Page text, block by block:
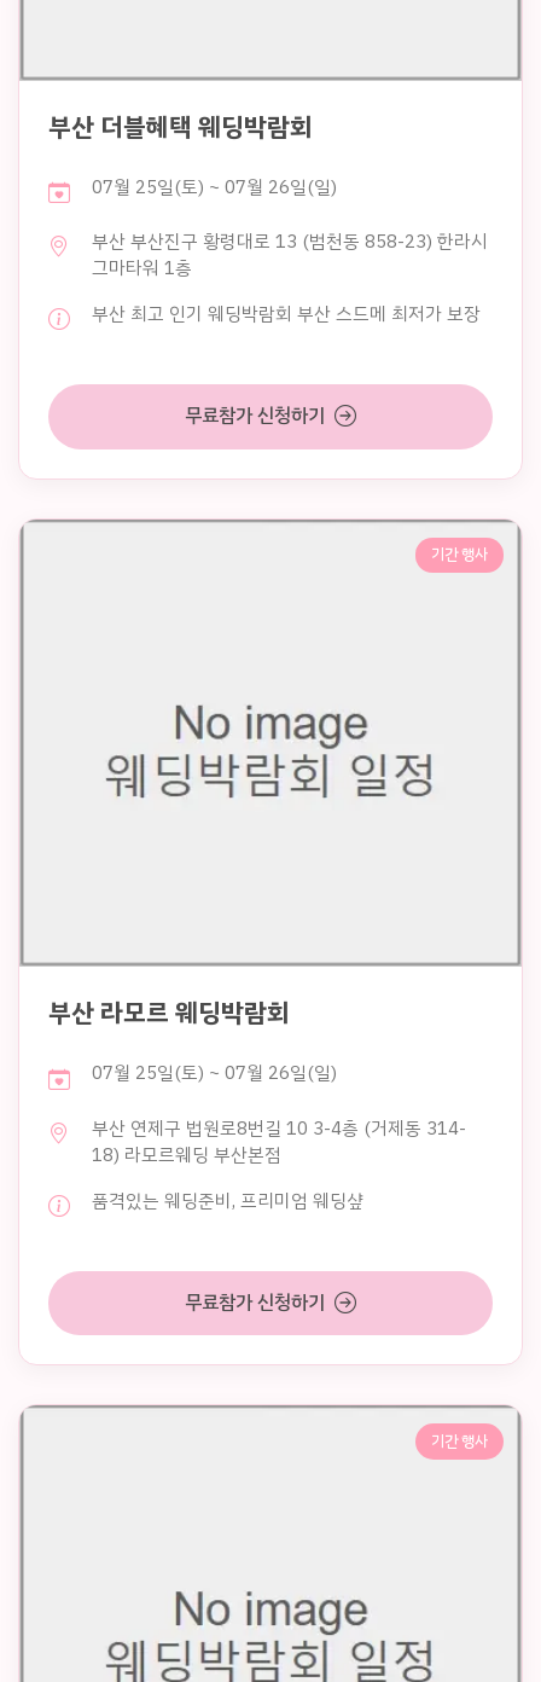
부산 더블혜택 웨딩박람회
07월 25일(토) ~ 07월 26일(일)
부산 부산진구 황령대로 13 (범천동 858-23) 한라시
그마타워 1층
부산 최고 인기 웨딩박람회 부산 스드메 최저가 보장
무료참가 신청하기
기간 행사
부산 라모르 웨딩박람회
07월 25일(토) ~ 07월 26일(일)
부산 연제구 법원로8번길 10 3-4층 (거제동 314-
18) 라모르웨딩 부산본점
품격있는 웨딩준비, 프리미엄 웨딩샾
무료참가 신청하기
기간 행사